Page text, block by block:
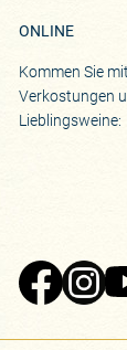
ONLINE
Kommen Sie
Verkostungen
Lieblingsweine: